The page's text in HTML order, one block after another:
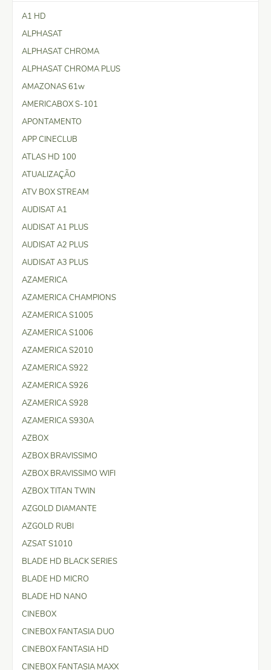
A1 HD
ALPHASAT
ALPHASAT CHROMA
ALPHASAT CHROMA PLUS
AMAZONAS 61w
AMERICABOX S-101
APONTAMENTO
APP CINECLUB
ATLAS HD 100
ATUALIZAÇÃO
ATV BOX STREAM
AUDISAT A1
AUDISAT A1 PLUS
AUDISAT A2 PLUS
AUDISAT A3 PLUS
AZAMERICA
AZAMERICA CHAMPIONS
AZAMERICA S1005
AZAMERICA S1006
AZAMERICA S2010
AZAMERICA S922
AZAMERICA S926
AZAMERICA S928
AZAMERICA S930A
AZBOX
AZBOX BRAVISSIMO
AZBOX BRAVISSIMO WIFI
AZBOX TITAN TWIN
AZGOLD DIAMANTE
AZGOLD RUBI
AZSAT S1010
BLADE HD BLACK SERIES
BLADE HD MICRO
BLADE HD NANO
CINEBOX
CINEBOX FANTASIA DUO
CINEBOX FANTASIA HD
CINEBOX FANTASIA MAXX